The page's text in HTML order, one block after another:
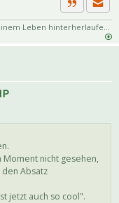
Zitat
Leben hinterherlaufe...
Moment nicht gesehen,
den Absatz
jetzt auch so cool".